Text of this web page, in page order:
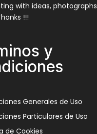
with ideas,
!!!
y
Generales de Uso
Particulares de Uso
de Cookies